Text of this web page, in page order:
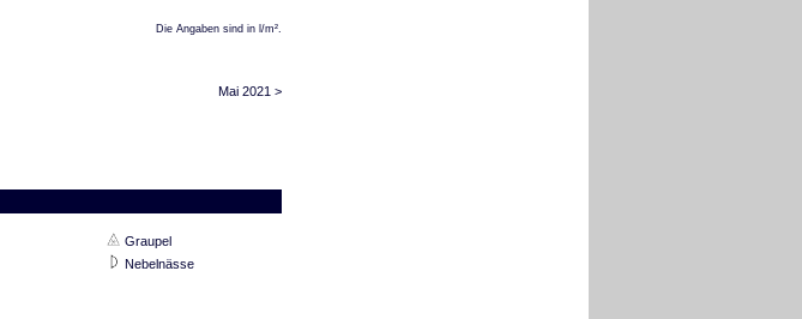
Die Angaben sind in l/m².
Mai 2021 >
Graupel
Nebelnässe